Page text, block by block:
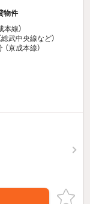
物件
本線）
総武中央線など）
（京成本線）